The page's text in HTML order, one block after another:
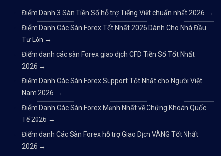
Điểm Danh 3 Sàn Tiền Số hỗ trợ Tiếng Việt chuẩn nhất 2026 →
Điểm Danh Các Sàn Forex Tốt Nhất 2026 Dành Cho Nhà Đầu
Tư Lớn →
Điểm danh các sàn Forex giao dịch CFD Tiền Số Tốt Nhất
2026 →
Điểm Danh Các Sàn Forex Support Tốt Nhất cho Người Việt
Nam 2026 →
Điểm Danh Các Sàn Forex Mạnh Nhất về Chứng Khoán Quốc
Tế 2026 →
Điểm danh Các Sàn Forex hỗ trợ Giao Dịch VÀNG Tốt Nhất
2026 →